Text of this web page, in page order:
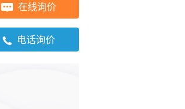
在线询价
电话询价